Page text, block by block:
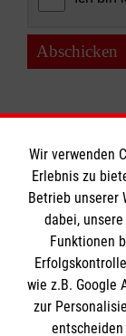
Abschicken
Impressum
Kontakt
Die
Wir verwenden
Erlebnis zu
Betrieb unserer
dabei,
Funktionen
wie z.B. Google
zur